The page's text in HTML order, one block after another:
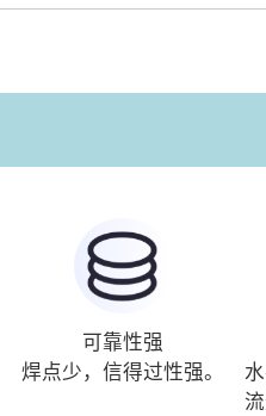
可靠性强
焊点少，信得过性强。